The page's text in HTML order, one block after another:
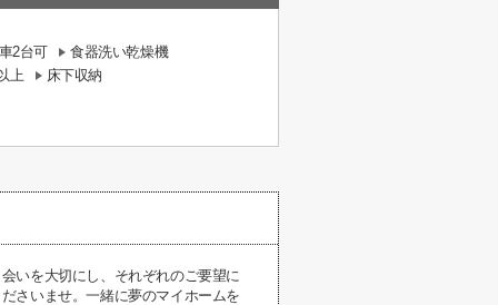
2台可
食器洗い乾燥機
上
床下収納
いを大切にし、それぞれのご要望に
さいませ。一緒に夢のマイホームを